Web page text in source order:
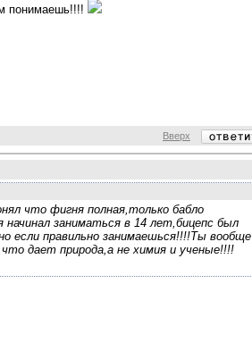
понимаешь!!!!
Вверх
что фигня полная,только бабло
заниматься в 14 лет,бицепс был
если правильно занимаешься!!!!Ты вообще
дает природа,а не химия и ученые!!!!